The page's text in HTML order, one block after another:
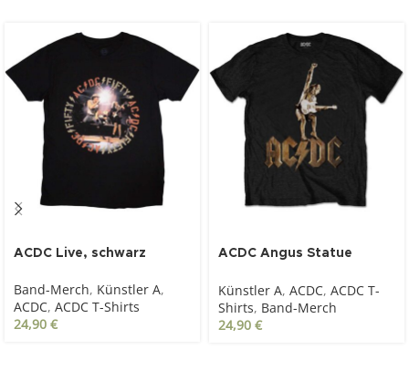
ACDC Live, schwarz
Band-Merch, Künstler A,
ACDC, ACDC T-Shirts
24,90 €
ACDC Angus Statue
Künstler A, ACDC, ACDC T-
Shirts, Band-Merch
24,90 €